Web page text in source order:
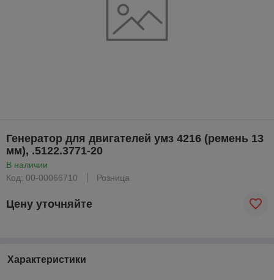
Генератор для двигателей умз 4216 (ремень 13
мм), .5122.3771-20
В наличии
Код: 00-00066710
Розница
Цену уточняйте
Характеристики